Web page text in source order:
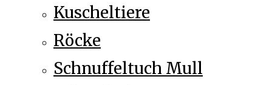
Kuscheltiere
Röcke
Schnuffeltuch Mull